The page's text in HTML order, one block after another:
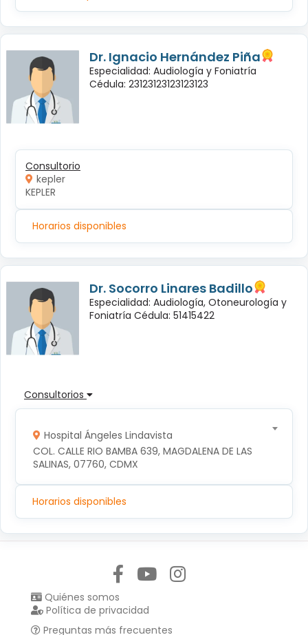
Dr. Ignacio Hernández Piña
Especialidad: Audiología y Foniatría
Cédula: 23123123123123123
Consultorio
kepler
KEPLER
Horarios disponibles
Dr. Socorro Linares Badillo
Especialidad: Audiología, Otoneurología y
Foniatría Cédula: 51415422
Consultorios
Hospital Ángeles Lindavista
COL. CALLE RIO BAMBA 639, MAGDALENA DE LAS
SALINAS, 07760, CDMX
Horarios disponibles
Quiénes somos
Política de privacidad
Preguntas más frecuentes